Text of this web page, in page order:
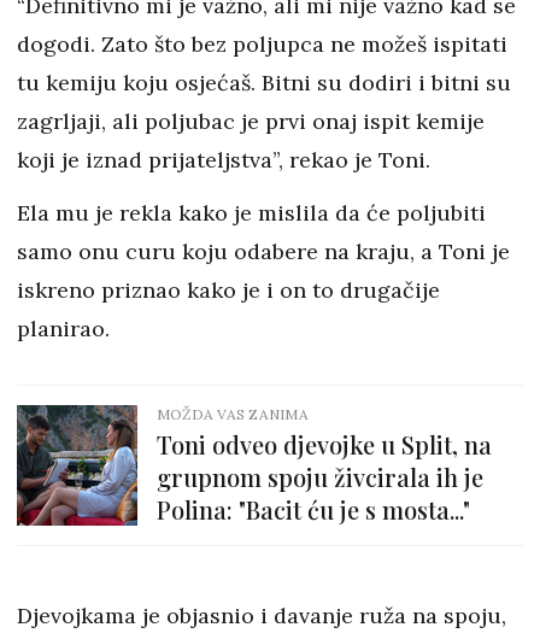
“Definitivno mi je važno, ali mi nije važno kad se
dogodi. Zato što bez poljupca ne možeš ispitati
tu kemiju koju osjećaš. Bitni su dodiri i bitni su
zagrljaji, ali poljubac je prvi onaj ispit kemije
koji je iznad prijateljstva”, rekao je Toni.
Ela mu je rekla kako je mislila da će poljubiti
samo onu curu koju odabere na kraju, a Toni je
iskreno priznao kako je i on to drugačije
planirao.
MOŽDA VAS ZANIMA
Toni odveo djevojke u Split, na
grupnom spoju živcirala ih je
Polina: "Bacit ću je s mosta..."
Djevojkama je objasnio i davanje ruža na spoju,